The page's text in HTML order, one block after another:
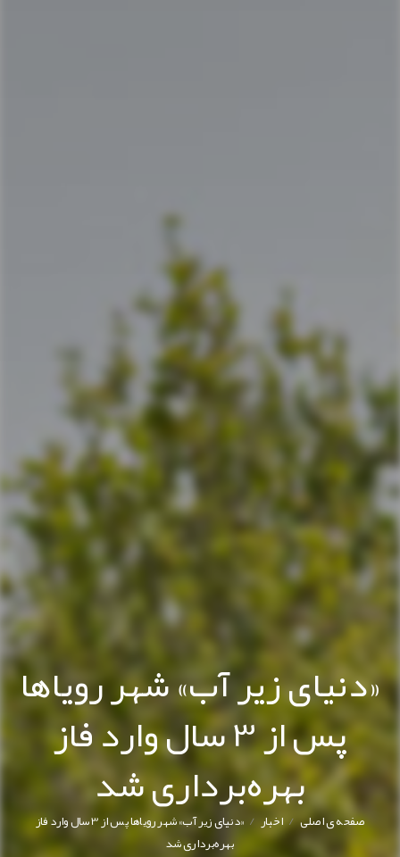
«دنیای زیر آب» شهر رویاها
پس از 3 سال وارد فاز
بهره‌برداری شد
صفحه ی اصلی/اخبار/
«دنیای زیر آب» شهر رویاها پس از 3 سال وارد فاز
بهره‌برداری شد